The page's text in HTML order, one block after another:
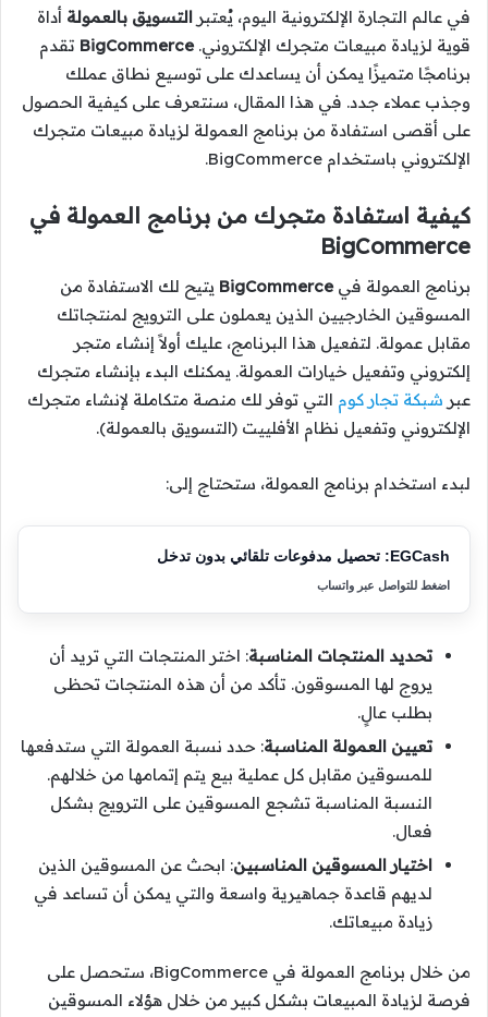
في عالم التجارة الإلكترونية اليوم، يُعتبر التسويق بالعمولة أداة
قوية لزيادة مبيعات متجرك الإلكتروني.BigCommerce تقدم
برنامجًا متميزًا يمكن أن يساعدك على توسيع نطاق عملك
وجذب عملاء جدد. في هذا المقال، سنتعرف على كيفية الحصول
على أقصى استفادة من برنامج العمولة لزيادة مبيعات متجرك
الإلكتروني باستخدام BigCommerce.
كيفية استفادة متجرك من برنامج العمولة في
BigCommerce
برنامج العمولة فيBigCommerce يتيح لك الاستفادة من
المسوقين الخارجيين الذين يعملون على الترويج لمنتجاتك
مقابل عمولة. لتفعيل هذا البرنامج، عليك أولاً إنشاء متجر
إلكتروني وتفعيل خيارات العمولة. يمكنك البدء بإنشاء متجرك
عبر شبكة تجار كوم التي توفر لك منصة متكاملة لإنشاء متجرك
الإلكتروني وتفعيل نظام الأفلييت (التسويق بالعمولة).
لبدء استخدام برنامج العمولة، ستحتاج إلى:
EGCash: تحصيل مدفوعات تلقائي بدون تدخل
اضغط للتواصل عبر واتساب
تحديد المنتجات المناسبة: اختر المنتجات التي تريد أن
يروج لها المسوقون. تأكد من أن هذه المنتجات تحظى
بطلب عالٍ.
تعيين العمولة المناسبة: حدد نسبة العمولة التي ستدفعها
للمسوقين مقابل كل عملية بيع يتم إتمامها من خلالهم.
النسبة المناسبة تشجع المسوقين على الترويج بشكل
فعال.
اختيار المسوقين المناسبين: ابحث عن المسوقين الذين
لديهم قاعدة جماهيرية واسعة والتي يمكن أن تساعد في
زيادة مبيعاتك.
من خلال برنامج العمولة في BigCommerce، ستحصل على
فرصة لزيادة المبيعات بشكل كبير من خلال هؤلاء المسوقين